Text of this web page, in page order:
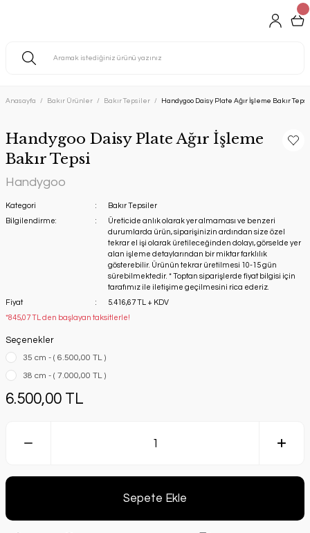
Anasayfa Bakır Ürünler Bakır Tepsiler Handygoo Daisy Plate Ağır İşleme Bakır Tepsi
Handygoo Daisy Plate Ağır İşleme
Bakır Tepsi
Handygoo
Kategori
Bakır Tepsiler
Bilgilendirme:
Üreticide anlık olarak yer almaması ve benzeri
durumlarda ürün, siparişinizin ardından size özel
tekrar el işi olarak üretileceğinden dolayı, görselde yer
alan işleme detaylarından bir miktar farklılık
gösterebilir. Ürünün tekrar üretilmesi 10-15 gün
sürebilmektedir. * Toptan siparişlerde fiyat bilgisi için
tarafımız ile iletişime geçilmesini rica ederiz.
Fiyat
5.416,67 TL + KDV
*845,07 TL den başlayan taksitlerle!
Seçenekler
35 cm - ( 6.500,00 TL )
38 cm - ( 7.000,00 TL )
6.500,00 TL
Sepete Ekle